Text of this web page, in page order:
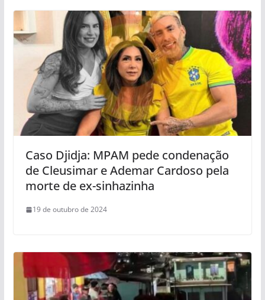
Caso Djidja: MPAM pede condenação
de Cleusimar e Ademar Cardoso pela
morte de ex-sinhazinha
19 de outubro de 2024